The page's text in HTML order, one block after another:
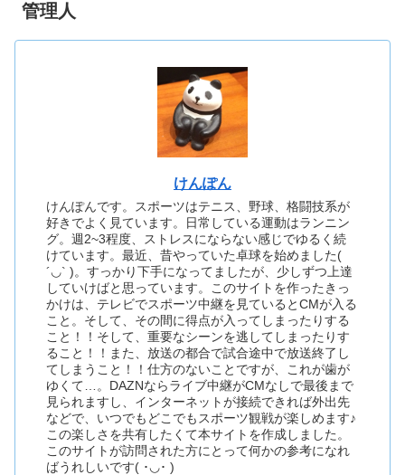
管理人
けんぽん
けんぽんです。スポーツはテニス、野球、格闘技系が
好きでよく見ています。日常している運動はランニン
グ。週2~3程度、ストレスにならない感じでゆるく続
けています。最近、昔やっていた卓球を始めました(
´◡` )。すっかり下手になってましたが、少しずつ上達
していけばと思っています。このサイトを作ったきっ
かけは、テレビでスポーツ中継を見ているとCMが入る
こと。そして、その間に得点が入ってしまったりする
こと！！そして、重要なシーンを逃してしまったりす
ること！！また、放送の都合で試合途中で放送終了し
てしまうこと！！仕方のないことですが、これが歯が
ゆくて…。DAZNならライブ中継がCMなしで最後まで
見られますし、インターネットが接続できれば外出先
などで、いつでもどこでもスポーツ観戦が楽しめます♪
この楽しさを共有したくて本サイトを作成しました。
このサイトが訪問された方にとって何かの参考になれ
ばうれしいです( ･◡･ )